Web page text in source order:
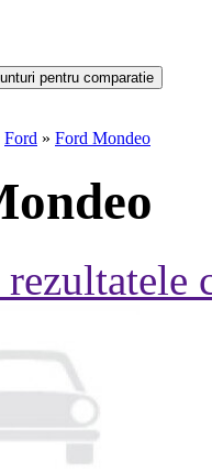
Ford » Ford Mondeo